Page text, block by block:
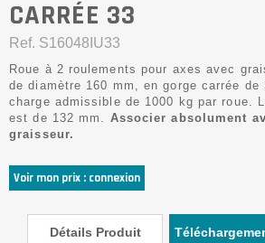
CARRÉE 33
Ref. S16048IU33
Roue à 2 roulements pour axes avec
de diamètre 160 mm, en gorge carrée de
charge admissible de 1000 kg par roue.
est de 132 mm. Associer absolument
graisseur.
Voir mon prix : connexion
Détails Produit